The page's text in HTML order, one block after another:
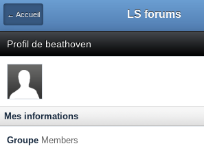
← Accueil LS forums
Profil de beathoven
Mes informations
Groupe Members